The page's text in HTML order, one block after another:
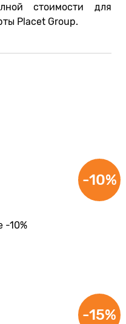
стоимости для
Placet Group.
-10%
-10%
-15%